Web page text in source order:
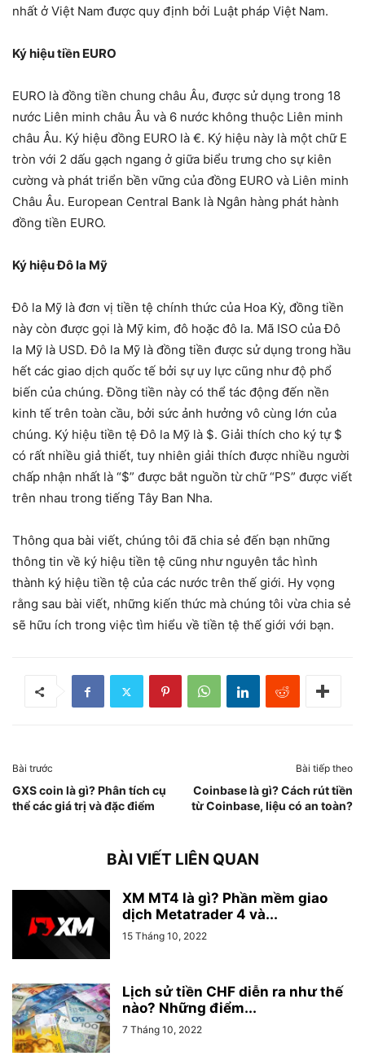
nhất ở Việt Nam được quy định bởi Luật pháp Việt Nam.
Ký hiệu tiền EURO
EURO là đồng tiền chung châu Âu, được sử dụng trong 18
nước Liên minh châu Âu và 6 nước không thuộc Liên minh
châu Âu. Ký hiệu đồng EURO là €. Ký hiệu này là một chữ E
tròn với 2 dấu gạch ngang ở giữa biểu trưng cho sự kiên
cường và phát triển bền vững của đồng EURO và Liên minh
Châu Âu. European Central Bank là Ngân hàng phát hành
đồng tiền EURO.
Ký hiệu Đô la Mỹ
Đô la Mỹ là đơn vị tiền tệ chính thức của Hoa Kỳ, đồng tiền
này còn được gọi là Mỹ kim, đô hoặc đô la. Mã ISO của Đô
la Mỹ là USD. Đô la Mỹ là đồng tiền được sử dụng trong hầu
hết các giao dịch quốc tế bởi sự uy lực cũng như độ phổ
biến của chúng. Đồng tiền này có thể tác động đến nền
kinh tế trên toàn cầu, bởi sức ảnh hưởng vô cùng lớn của
chúng. Ký hiệu tiền tệ Đô la Mỹ là $. Giải thích cho ký tự $
có rất nhiều giả thiết, tuy nhiên giải thích được nhiều người
chấp nhận nhất là “$” được bắt nguồn từ chữ “PS” được viết
trên nhau trong tiếng Tây Ban Nha.
Thông qua bài viết, chúng tôi đã chia sẻ đến bạn những
thông tin về ký hiệu tiền tệ cũng như nguyên tắc hình
thành ký hiệu tiền tệ của các nước trên thế giới. Hy vọng
rằng sau bài viết, những kiến thức mà chúng tôi vừa chia sẻ
sẽ hữu ích trong việc tìm hiểu về tiền tệ thế giới với bạn.
Bài trước
GXS coin là gì? Phân tích cụ
thể các giá trị và đặc điểm
Bài tiếp theo
Coinbase là gì? Cách rút tiền
từ Coinbase, liệu có an toàn?
BÀI VIẾT LIÊN QUAN
XM MT4 là gì? Phần mềm giao
dịch Metatrader 4 và...
15 Tháng 10, 2022
Lịch sử tiền CHF diễn ra như thế
nào? Những điểm...
7 Tháng 10, 2022